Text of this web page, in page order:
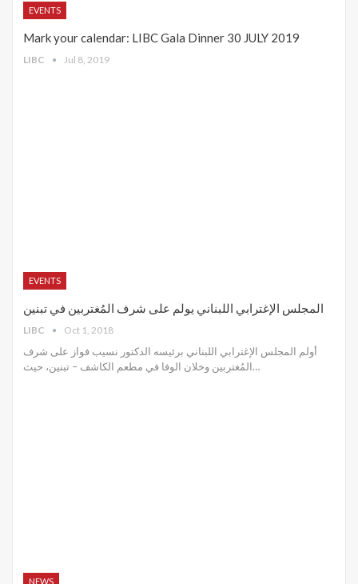
EVENTS
Mark your calendar: LIBC Gala Dinner 30 JULY 2019
LIBC Jul 8, 2019
EVENTS
المجلس الإغترابي اللبناني يولم على شرف المُغتربين في تبنين
LIBC Oct 1, 2018
أولم المجلس الإغترابي اللبناني برئيسه الدكتور نسيب فواز على شرف
المُغتربين وخلان الوفا في مطعم الكاشف – تبنين، حيث…
NEWS